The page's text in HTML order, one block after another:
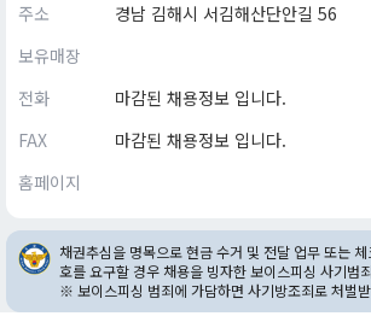
주소
경남 김해시 서김해산단안길 56
보유매장
전화
마감된 채용정보 입니다.
FAX
마감된 채용정보 입니다.
홈페이지
채권추심을 명목으로 현금 수거 및 전달 업무 또는
호를 요구할 경우 채용을 빙자한 보이스피싱 사기범
※ 보이스피싱 범죄에 가담하면 사기방조죄로 처벌